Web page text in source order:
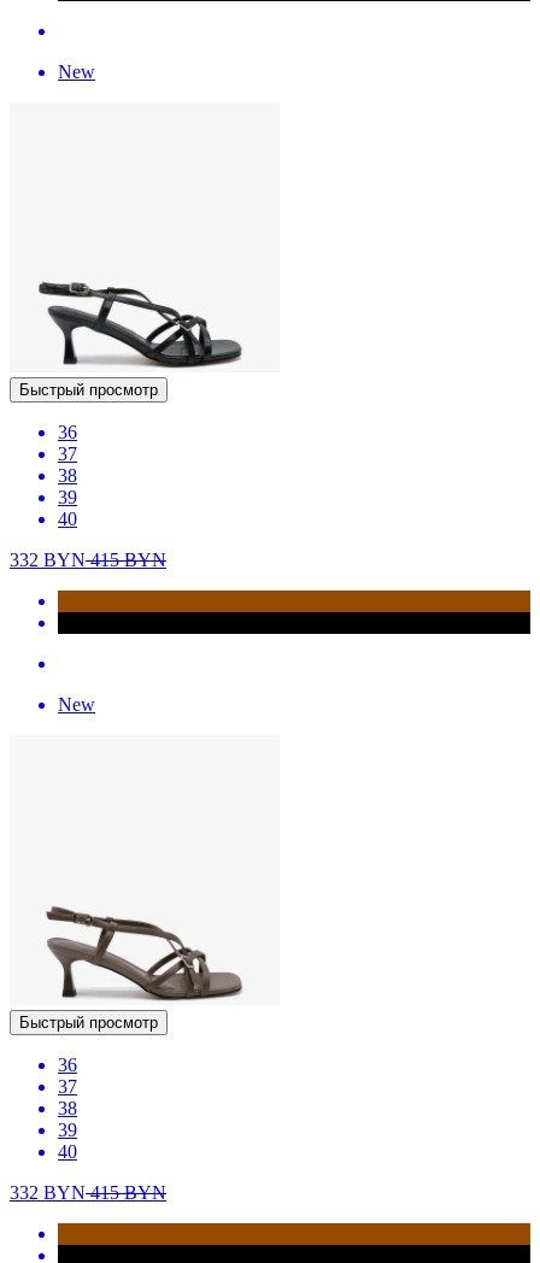
New
Быстрый просмотр
36
37
38
39
40
332 BYN415BYN
New
Быстрый просмотр
36
37
38
39
40
332 BYN415BYN